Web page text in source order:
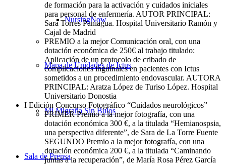
NursingNow
Mapa de Unidades de Ictus
Mi Migraña Sin Bulos
Sala de Prensa
de formación para la activación y cuidados iniciales
para personal de enfermería. AUTOR PRINCIPAL:
Sara Torres Paniagua. Hospital Universitario Ramón y
Cajal de Madrid
PREMIO a la mejor Comunicación oral, con una
dotación económica de 250€ al trabajo titulado:
Aplicación de un protocolo de cribado de
complicaciones inguinales en pacientes con Ictus
sometidos a un procedimiento endovascular. AUTORA
PRINCIPAL: Aratza López de Turiso López. Hospital
Universitario Donostia
I Edición Concurso Fotográfico “Cuidados neurológicos”
PRIMER Premio a la mejor fotografía, con una
dotación económica 300 €, a la titulada “Hemianospsia,
una perspectiva diferente”, de Sara de La Torre Fuente
SEGUNDO Premio a la mejor fotografía, con una
dotación económica 200 €, a la titulada “Caminando
juntas a la recuperación”, de María Rosa Pérez García